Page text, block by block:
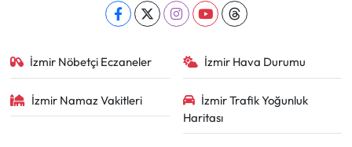
İzmir Nöbetçi Eczaneler İzmir Hava Durumu
İzmir Namaz Vakitleri
İzmir Trafik Yoğunluk
Haritası